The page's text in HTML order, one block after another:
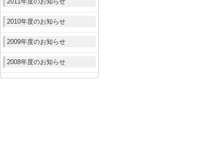
2010年度のお知らせ
2009年度のお知らせ
2008年度のお知らせ